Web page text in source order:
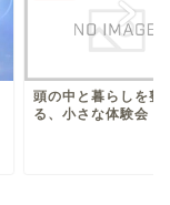
頭の中と暮らしを整
る、小さな体験会